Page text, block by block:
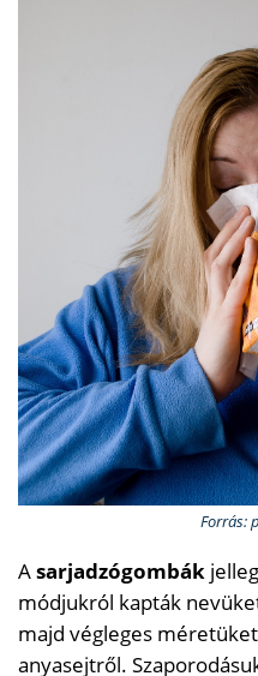
Forrás:
Asarjadzógombák
módjukról kapták
majd végleges
anyasejtről.